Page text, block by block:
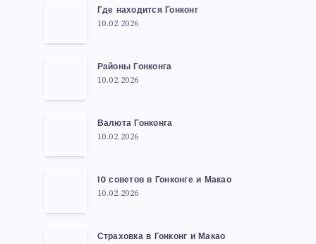
Где находится Гонконг
10.02.2026
Районы Гонконга
10.02.2026
Валюта Гонконга
10.02.2026
10 советов в Гонконге и Макао
10.02.2026
Страховка в Гонконг и Макао